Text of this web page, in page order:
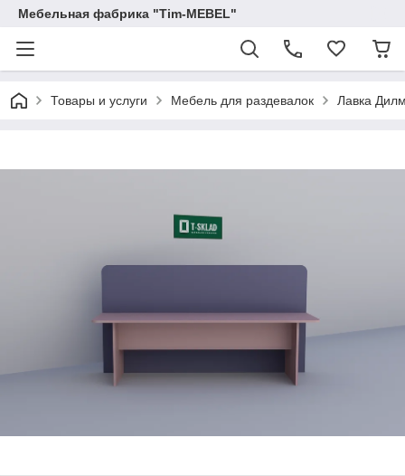
Мебельная фабрика "Tim-MEBEL"
Товары и услуги Мебель для раздевалок Лавка